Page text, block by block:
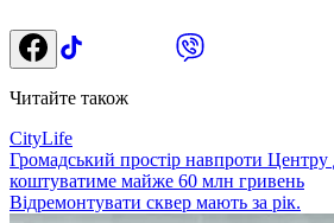
Читайте також
CityLife
Громадський простір навпроти
коштуватиме майже 60 млн гривень
Відремонтувати сквер мають за рік.